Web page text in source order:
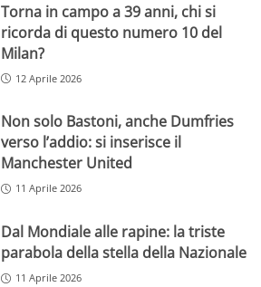
Torna in campo a 39 anni, chi si
ricorda di questo numero 10 del
Milan?
12 Aprile 2026
Non solo Bastoni, anche Dumfries
verso l’addio: si inserisce il
Manchester United
11 Aprile 2026
Dal Mondiale alle rapine: la triste
parabola della stella della Nazionale
11 Aprile 2026